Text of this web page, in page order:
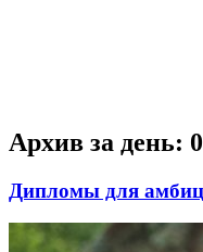
Архив за день:
Дипломы для